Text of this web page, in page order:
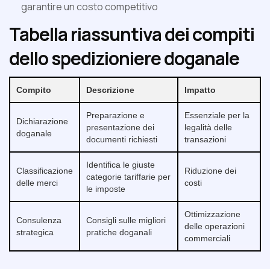
garantire un costo competitivo
Tabella riassuntiva dei compiti
dello spedizioniere doganale
Compito Descrizione Impatto
Dichiarazione
doganale
Preparazione e
presentazione dei
documenti richiesti
Essenziale per la
legalità delle
transazioni
Classificazione
delle merci
Identifica le giuste
categorie tariffarie per
le imposte
Riduzione dei
costi
Consulenza
strategica
Consigli sulle migliori
pratiche doganali
Ottimizzazione
delle operazioni
commerciali